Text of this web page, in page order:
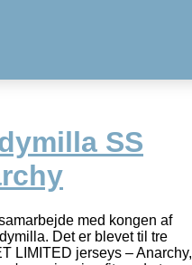
SS
med kongen af
Det er blevet til tre
LIMITED jerseys – Anarchy,